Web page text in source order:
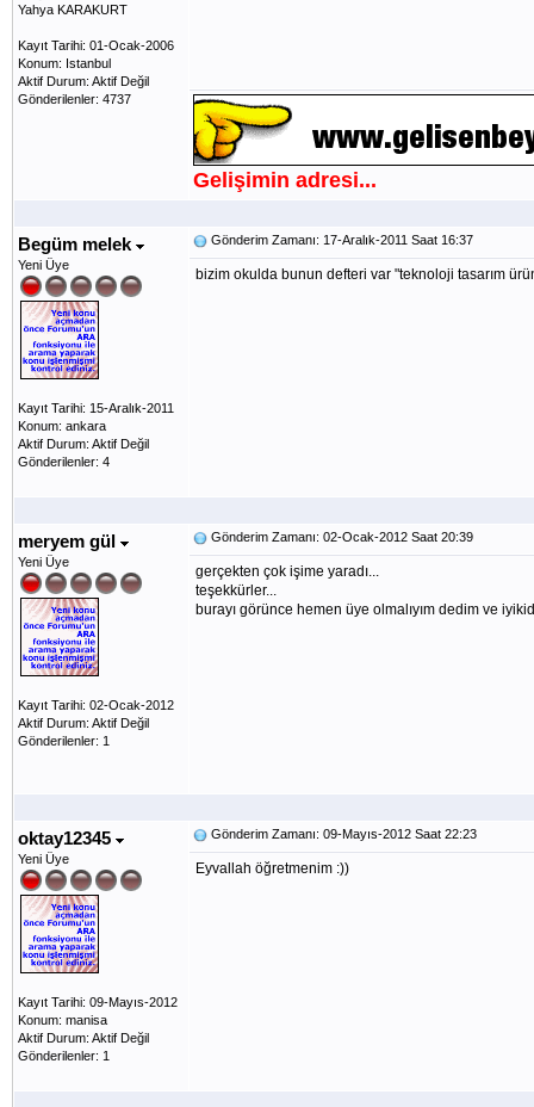
Yahya KARAKURT
Kayıt Tarihi: 01-Ocak-2006
Konum: Istanbul
Aktif Durum: Aktif Değil
Gönderilenler: 4737
Gelişimin adresi...
Begüm melek
Yeni Üye
Kayıt Tarihi: 15-Aralık-2011
Konum: ankara
Aktif Durum: Aktif Değil
Gönderilenler: 4
Gönderim Zamanı: 17-Aralık-2011 Saat 16:37
bizim okulda bunun defteri var "teknoloji tasarım
meryem gül
Yeni Üye
Kayıt Tarihi: 02-Ocak-2012
Aktif Durum: Aktif Değil
Gönderilenler: 1
Gönderim Zamanı: 02-Ocak-2012 Saat 20:39
gerçekten çok işime yaradı...
teşekkürler...
burayı görünce hemen üye olmalıyım dedim ve
oktay12345
Yeni Üye
Kayıt Tarihi: 09-Mayıs-2012
Konum: manisa
Aktif Durum: Aktif Değil
Gönderilenler: 1
Gönderim Zamanı: 09-Mayıs-2012 Saat 22:23
Eyvallah öğretmenim :))